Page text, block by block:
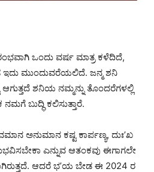
ಒಂದು ವರ್ಷ ಮಾತ್ರ ಕಳೆದಿದೆ,
ಇದು ಮುಂದುವರೆಯಲಿದೆ. ಜನ್ಮ ಶನಿ
ಶನಿಯ ನಮ್ಮನ್ನು ತೊಂದರೆಗಳಲ್ಲಿ
ಬುದ್ಧಿ ಕಲಿಸುತ್ತಾರೆ.
ಅನುಮಾನ ಕಷ್ಟ ಕಾರ್ಪಣ್ಯ, ದುಃ’ಖ
ಎನ್ನುವ ಆತಂಕವು ಈಗಾಗಲೇ
ಆದರೆ ಭ’ಯ ಬೇಡ ಈ 2024 ರ